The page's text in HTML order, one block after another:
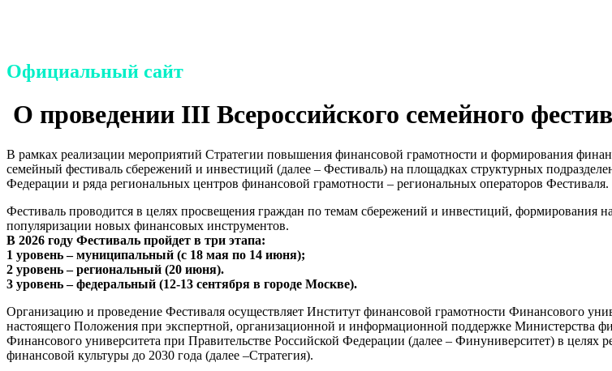
Официальный сайт
О проведении III Всероссийского семейного
В рамках реализации мероприятий Стратегии повышения финансовой грамотности и формирования
семейный фестиваль сбережений и инвестиций (далее – Фестиваль) на площадках структурных
Федерации и ряда региональных центров финансовой грамотности – региональных операторов Фестиваля.
Фестиваль проводится в целях просвещения граждан по темам сбережений и инвестиций, формирования
популяризации новых финансовых инструментов.
В 2026 году Фестиваль пройдет в три этапа:
1 уровень – муниципальный (с 18 мая по 14 июня);
2 уровень – региональный (20 июня).
3 уровень – федеральный (12-13 сентября в городе Москве).
Организацию и проведение Фестиваля осуществляет Институт финансовой грамотности Финансового
настоящего Положения при экспертной, организационной и информационной поддержке
Финансового университета при Правительстве Российской Федерации (далее – Финуниверситет) в
финансовой культуры до 2030 года (далее –Стратегия).